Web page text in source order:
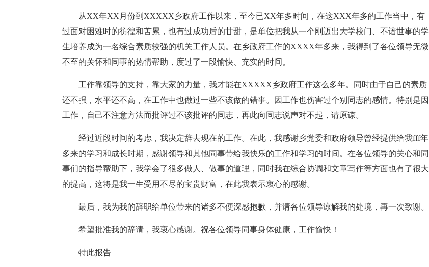
从XX年XX月份到XXXXX乡政府工作以来，至今已XX年多时间，在这XXX年多的工作当中，有
过面对困难时的彷徨和苦累，也有过成功后的甘甜，是单位把我从一个刚迈出大学校门、不谙世事的学
生培养成为一名综合素质较强的机关工作人员。在乡政府工作的XXXX年多来，我得到了各位领导无微
不至的关怀和同事的热情帮助，度过了一段愉快、充实的时间。
工作靠领导的支持，靠大家的力量，我才能在XXXXX乡政府工作这么多年。同时由于自己的素质
还不强，水平还不高，在工作中也做过一些不该做的错事。因工作也伤害过个别同志的感情。特别是因
工作，自己不注意方法而批评过不该批评的同志，再此向同志说声对不起，请原谅。
经过近段时间的考虑，我决定辞去现在的工作。在此，我感谢乡党委和政府领导曾经提供给我fff年
多来的学习和成长时期，感谢领导和其他同事带给我快乐的工作和学习的时间。在各位领导的关心和同
事们的指导帮助下，我学会了很多做人、做事的道理，同时我在综合协调和文章写作等方面也有了很大
的提高，这将是我一生受用不尽的宝贵财富，在此我表示衷心的感谢。
最后，我为我的辞职给单位带来的诸多不便深感抱歉，并请各位领导谅解我的处境，再一次致谢。
希望批准我的辞请，我衷心感谢。祝各位领导同事身体健康，工作愉快！
特此报告